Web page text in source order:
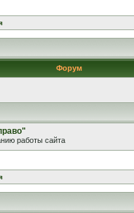
Форум
работы сайта